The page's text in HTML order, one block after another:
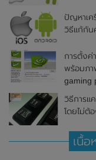
ปัญหาเค
วิธีแก้กัน
การตั้งค่
พร้อมภา
gaming
วิธีการแ
โดยไม่ต้
เนื้อ